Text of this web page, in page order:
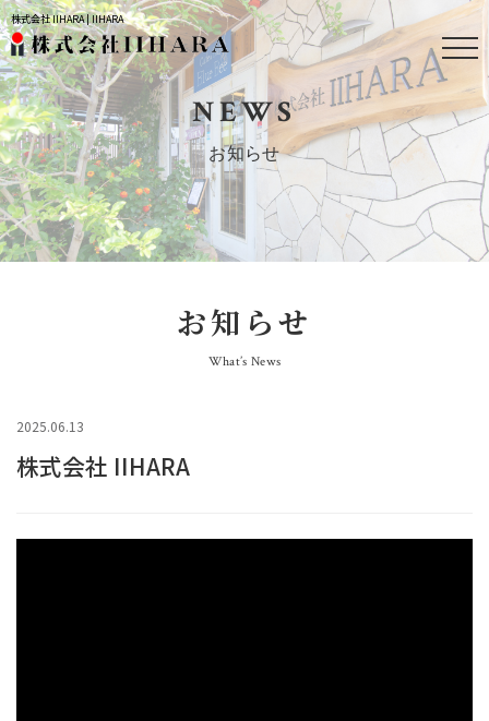
株式会社 IIHARA | IIHARA
NEWS
お知らせ
お知らせ
What’s News
2025.06.13
株式会社 IIHARA